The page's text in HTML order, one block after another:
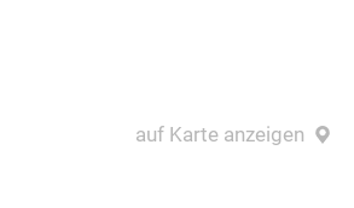
auf Karte anzeigen